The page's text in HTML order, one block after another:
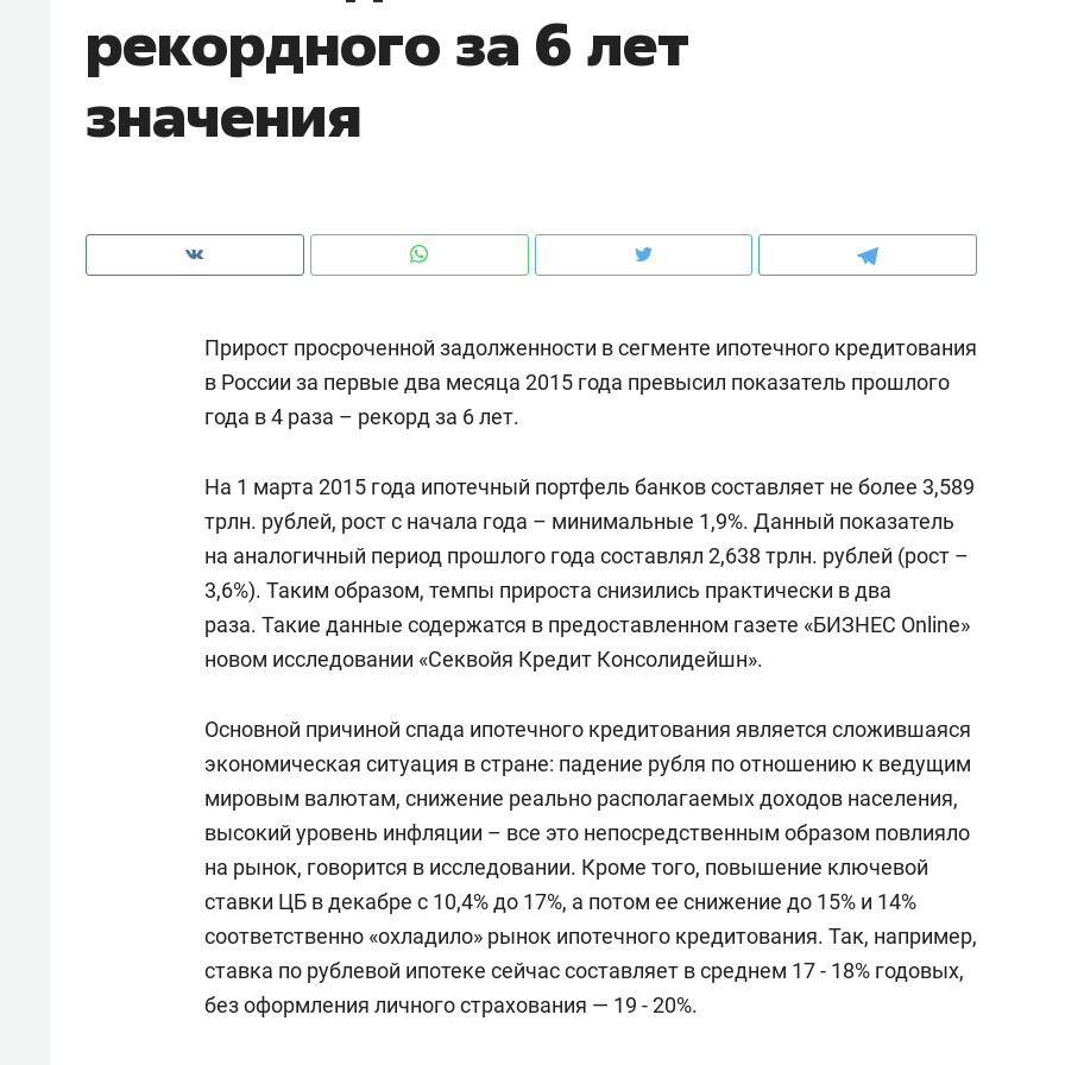
рекордного за 6 лет
значения
Прирост просроченной задолженности в сегменте ипотечного кредитования
в России за первые два месяца 2015 года превысил показатель прошлого
года в 4 раза – рекорд за 6 лет.
На 1 марта 2015 года ипотечный портфель банков составляет не более 3,589
трлн. рублей, рост с начала года – минимальные 1,9%. Данный показатель
на аналогичный период прошлого года составлял 2,638 трлн. рублей (рост –
3,6%). Таким образом, темпы прироста снизились практически в два
раза. Такие данные содержатся в предоставленном газете «БИЗНЕС Online»
новом исследовании «Секвойя Кредит Консолидейшн».
Основной причиной спада ипотечного кредитования является сложившаяся
экономическая ситуация в стране: падение рубля по отношению к ведущим
мировым валютам, снижение реально располагаемых доходов населения,
высокий уровень инфляции – все это непосредственным образом повлияло
на рынок, говорится в исследовании. Кроме того, повышение ключевой
ставки ЦБ в декабре с 10,4% до 17%, а потом ее снижение до 15% и 14%
соответственно «охладило» рынок ипотечного кредитования. Так, например,
ставка по рублевой ипотеке сейчас составляет в среднем 17 - 18% годовых,
без оформления личного страхования — 19 - 20%.
школьной формы о контрафакте,
налогах и развитии без кредитов
ищут не активы, а людей,
которые ими управляли. Они
отвечают личным
природе, работа
с ментальным и физическим
состоянием как основа
антихрупких команд
и вагон с чак-чаком: как
в Менделеевске прошла
«Гонка Героев»